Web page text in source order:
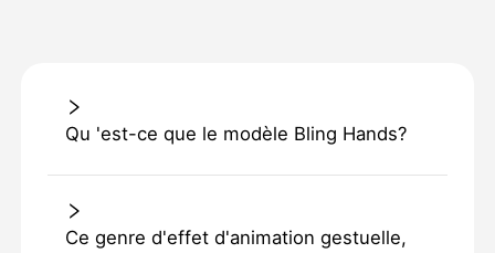
Qu 'est-ce que le modèle Bling Hands?
Ce genre d'effet d'animation gestuelle,